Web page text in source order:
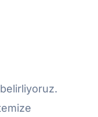
belirliyoruz.